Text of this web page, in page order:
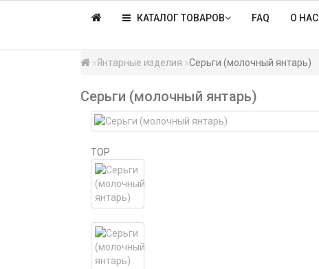
КАТАЛОГ ТОВАРОВ FAQ О НАС
Янтарные изделия Серьги (молочный янтарь)
Серьги (молочный янтарь)
TOP